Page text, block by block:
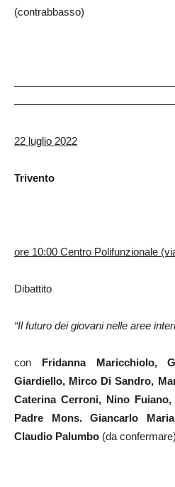
(contrabbasso)
22 luglio 2022
Trivento
ore 10:00 Centro Polifunzionale
Dibattito
“Il futuro dei giovani nelle aree
con Fridanna Maricchiolo,
Giardiello, Mirco Di Sandro,
Caterina Cerroni, Nino
Padre Mons. Giancarlo
Claudio Palumbo (da confermare)